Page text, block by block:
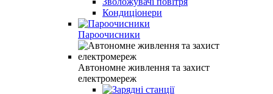
Кондиціонери
Пароочисники
Автономне живлення та захист
електромереж